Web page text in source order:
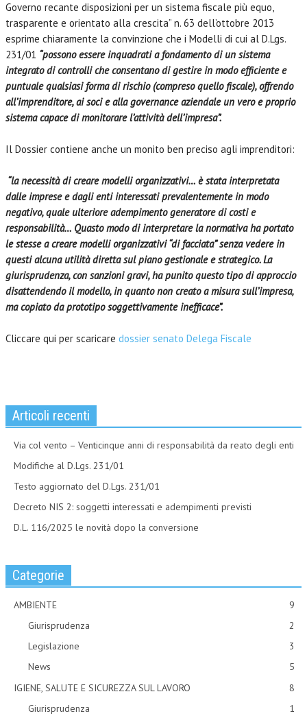
Governo recante disposizioni per un sistema fiscale più equo,
trasparente e orientato alla crescita” n. 63 dell’ottobre 2013
esprime chiaramente la convinzione che i Modelli di cui al D.Lgs.
231/01 “possono essere inquadrati a fondamento di un sistema
integrato di controlli che consentano di gestire in modo efficiente e
puntuale qualsiasi forma di rischio (compreso quello fiscale), offrendo
all’imprenditore, ai soci e alla governance aziendale un vero e proprio
sistema capace di monitorare l’attività dell’impresa”.
Il Dossier contiene anche un monito ben preciso agli imprenditori:
“la necessità di creare modelli organizzativi… è stata interpretata
dalle imprese e dagli enti interessati prevalentemente in modo
negativo, quale ulteriore adempimento generatore di costi e
responsabilità… Quasto modo di interpretare la normativa ha portato
le stesse a creare modelli organizzativi “di facciata” senza vedere in
questi alcuna utilità diretta sul piano gestionale e strategico. La
giurisprudenza, con sanzioni gravi, ha punito questo tipo di approccio
disattendendo il modello, in quanto non creato a misura sull’impresa,
ma copiato da prototipo soggettivamente inefficace”.
Cliccare qui per scaricare dossier senato Delega Fiscale
Articoli recenti
Via col vento – Venticinque anni di responsabilità da reato degli enti
Modifiche al D.Lgs. 231/01
Testo aggiornato del D.Lgs. 231/01
Decreto NIS 2: soggetti interessati e adempimenti previsti
D.L. 116/2025 le novità dopo la conversione
Categorie
AMBIENTE
9
Giurisprudenza
2
Legislazione
3
News
5
IGIENE, SALUTE E SICUREZZA SUL LAVORO
8
Giurisprudenza
1